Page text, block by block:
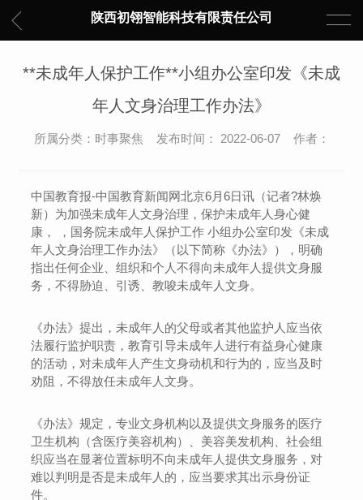
陕西初翎智能科技有限责任公司
**未成年人保护工作**小组办公室印发《未成
年人文身治理工作办法》
所属分类：时事聚焦 发布时间： 2022-06-07 作者：
中国教育报-中国教育新闻网北京6月6日讯（记者?林焕
新）为加强未成年人文身治理，保护未成年人身心健
康， ，国务院未成年人保护工作 小组办公室印发《未成
年人文身治理工作办法》（以下简称《办法》），明确
指出任何企业、组织和个人不得向未成年人提供文身服
务，不得胁迫、引诱、教唆未成年人文身。
《办法》提出，未成年人的父母或者其他监护人应当依
法履行监护职责，教育引导未成年人进行有益身心健康
的活动，对未成年人产生文身动机和行为的，应当及时
劝阻，不得放任未成年人文身。
《办法》规定，专业文身机构以及提供文身服务的医疗
卫生机构（含医疗美容机构）、美容美发机构、社会组
织应当在显著位置标明不向未成年人提供文身服务，对
难以判明是否是未成年人的，应当要求其出示身份证
件。